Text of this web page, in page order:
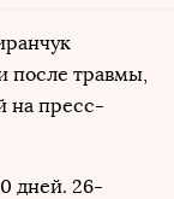
после травмы,
на пресс-
дней. 26-